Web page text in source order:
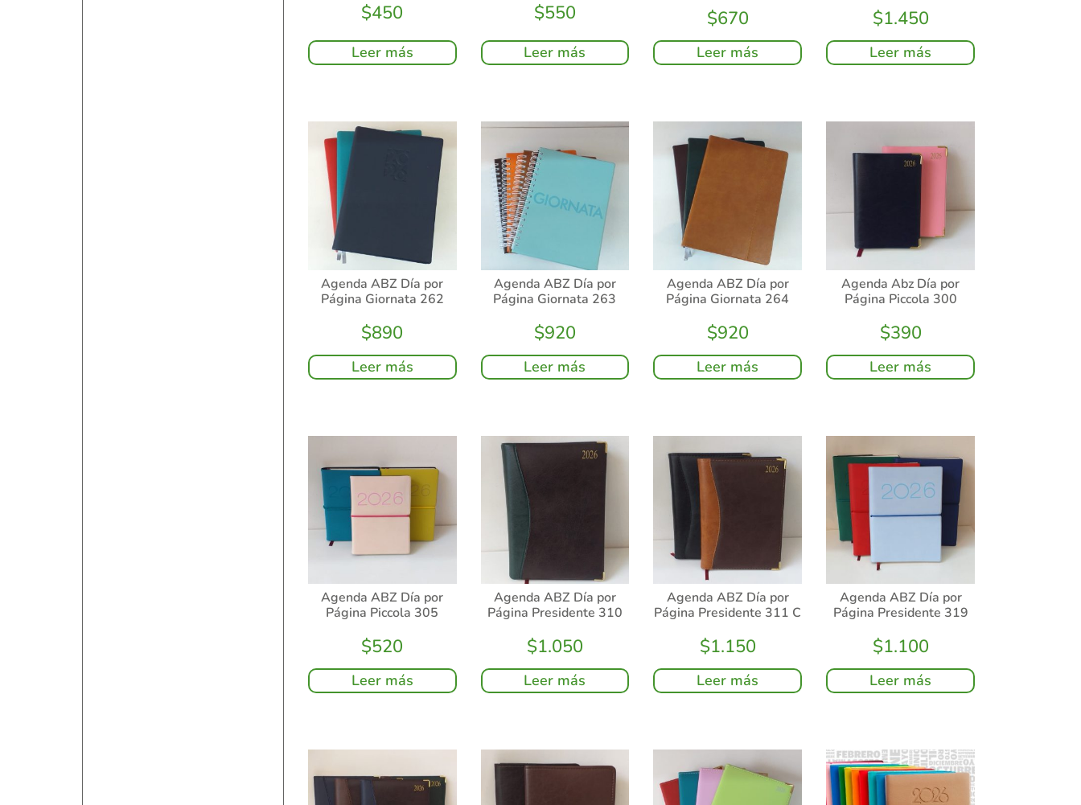
$450
Leer más
$550
Leer más
$670
Leer más
$1.450
Leer más
Agenda ABZ Día por
Página Giornata 262
$890
Leer más
Agenda ABZ Día por
Página Giornata 263
$920
Leer más
Agenda ABZ Día por
Página Giornata 264
$920
Leer más
Agenda Abz Día por
Página Piccola 300
$390
Leer más
Agenda ABZ Día por
Página Piccola 305
$520
Leer más
Agenda ABZ Día por
Página Presidente 310
$1.050
Leer más
Agenda ABZ Día por
Página Presidente 311 C
$1.150
Leer más
Agenda ABZ Día por
Página Presidente 319
$1.100
Leer más